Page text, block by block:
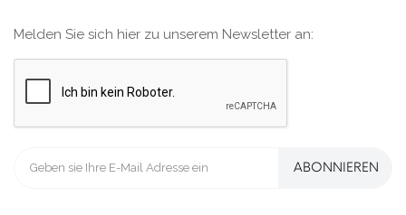
Melden Sie sich hier zu unserem Newsletter an:
ABONNIEREN